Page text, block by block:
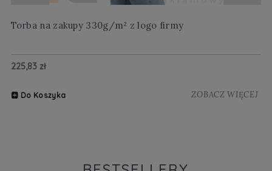
Torba na zakupy 330g/m² z logo firmy
225,83 zł
Do Koszyka ZOBACZ WIĘCEJ